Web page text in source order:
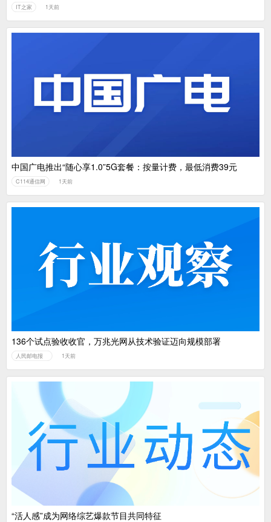
IT之家 1天前
中国广电推出“随心享1.0”5G套餐：按量计费，最低消费39元
C114通信网 1天前
136个试点验收收官，万兆光网从技术验证迈向规模部署
人民邮电报 1天前
“活人感”成为网络综艺爆款节目共同特征